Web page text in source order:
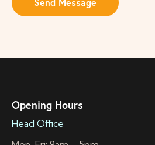
Opening Hours
Head Office